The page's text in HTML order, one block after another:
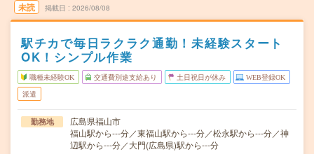
未読 掲載日 2026/08/08
駅チカで毎日ラクラク通勤！未経験スタート
OK！シンプル作業
職種未経験OK 交通費別途支給あり 土日祝日が休み WEB登録OK
派遣
勤務地
広島県福山市
福山駅から---分／東福山駅から---分／松永駅から---分／神
辺駅から---分／大門(広島県)駅から---分